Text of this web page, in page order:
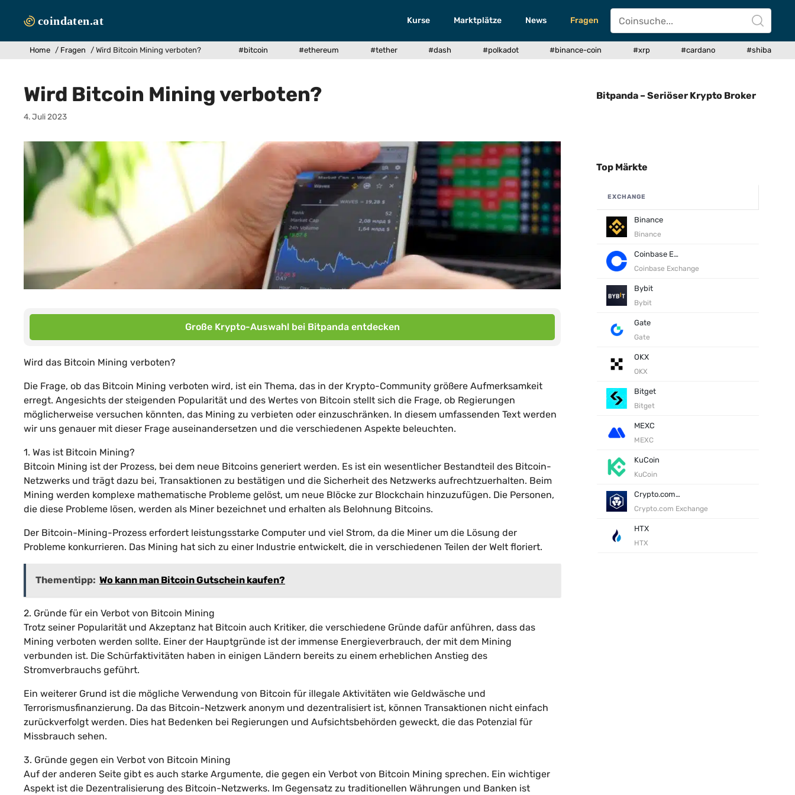
Inhalt
Kurse Marktplätze News Fragen
Home / Fragen / Wird Bitcoin Mining verboten? #bitcoin #ethereum #tether #dash #polkadot #binance-coin #xrp #cardano #shiba
Wird Bitcoin Mining verboten?
4. Juli 2023
Große Krypto-Auswahl bei Bitpanda entdecken
Wird das Bitcoin Mining verboten?
Die Frage, ob das Bitcoin Mining verboten wird, ist ein Thema, das in der Krypto-Community größere Aufmerksamkeit
erregt. Angesichts der steigenden Popularität und des Wertes von Bitcoin stellt sich die Frage, ob Regierungen
möglicherweise versuchen könnten, das Mining zu verbieten oder einzuschränken. In diesem umfassenden Text werden
wir uns genauer mit dieser Frage auseinandersetzen und die verschiedenen Aspekte beleuchten.
1. Was ist Bitcoin Mining?
Bitcoin Mining ist der Prozess, bei dem neue Bitcoins generiert werden. Es ist ein wesentlicher Bestandteil des Bitcoin-
Netzwerks und trägt dazu bei, Transaktionen zu bestätigen und die Sicherheit des Netzwerks aufrechtzuerhalten. Beim
Mining werden komplexe mathematische Probleme gelöst, um neue Blöcke zur Blockchain hinzuzufügen. Die Personen,
die diese Probleme lösen, werden als Miner bezeichnet und erhalten als Belohnung Bitcoins.
Der Bitcoin-Mining-Prozess erfordert leistungsstarke Computer und viel Strom, da die Miner um die Lösung der
Probleme konkurrieren. Das Mining hat sich zu einer Industrie entwickelt, die in verschiedenen Teilen der Welt floriert.
Thementipp: Wo kann man Bitcoin Gutschein kaufen?
2. Gründe für ein Verbot von Bitcoin Mining
Trotz seiner Popularität und Akzeptanz hat Bitcoin auch Kritiker, die verschiedene Gründe dafür anführen, dass das
Mining verboten werden sollte. Einer der Hauptgründe ist der immense Energieverbrauch, der mit dem Mining
verbunden ist. Die Schürfaktivitäten haben in einigen Ländern bereits zu einem erheblichen Anstieg des
Stromverbrauchs geführt.
Ein weiterer Grund ist die mögliche Verwendung von Bitcoin für illegale Aktivitäten wie Geldwäsche und
Terrorismusfinanzierung. Da das Bitcoin-Netzwerk anonym und dezentralisiert ist, können Transaktionen nicht einfach
zurückverfolgt werden. Dies hat Bedenken bei Regierungen und Aufsichtsbehörden geweckt, die das Potenzial für
Missbrauch sehen.
3. Gründe gegen ein Verbot von Bitcoin Mining
Auf der anderen Seite gibt es auch starke Argumente, die gegen ein Verbot von Bitcoin Mining sprechen. Ein wichtiger
Aspekt ist die Dezentralisierung des Bitcoin-Netzwerks. Im Gegensatz zu traditionellen Währungen und Banken ist
Bitpanda – Seriöser Krypto Broker
Top Märkte
EXCHANGE
Binance
Binance
Coinbase Exchange
Coinbase Exchange
Bybit
Bybit
Gate
Gate
OKX
OKX
Bitget
Bitget
MEXC
MEXC
KuCoin
KuCoin
Crypto.com Exchange
Crypto.com Exchange
HTX
HTX